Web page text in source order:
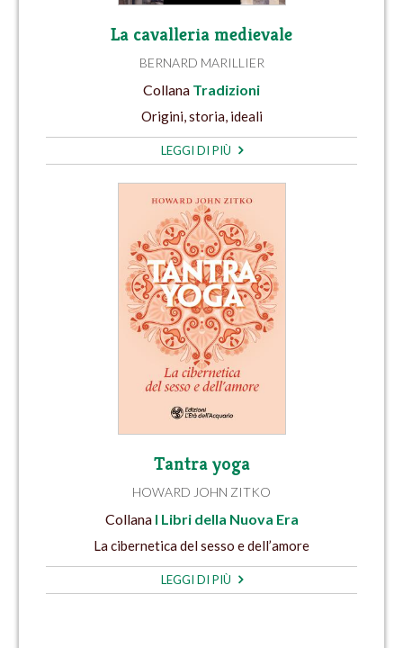
La cavalleria medievale
BERNARD MARILLIER
Collana Tradizioni
Origini, storia, ideali
LEGGI DI PIÙ
Tantra yoga
HOWARD JOHN ZITKO
Collana I Libri della Nuova Era
La cibernetica del sesso e dell’amore
LEGGI DI PIÙ